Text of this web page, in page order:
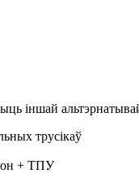
іншай альтэрнатывай
трусікаў
+ ТПУ